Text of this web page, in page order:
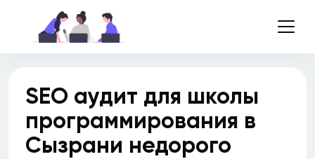
SEO аудит для школы
программирования в
Сызрани недорого